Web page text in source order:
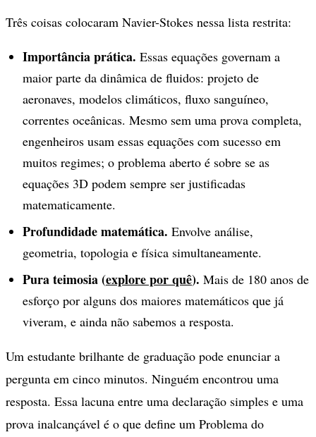
Três coisas colocaram Navier-Stokes nessa lista restrita:
Importância prática. Essas equações governam a
maior parte da dinâmica de fluidos: projeto de
aeronaves, modelos climáticos, fluxo sanguíneo,
correntes oceânicas. Mesmo sem uma prova completa,
engenheiros usam essas equações com sucesso em
muitos regimes; o problema aberto é sobre se as
equações 3D podem sempre ser justificadas
matematicamente.
Profundidade matemática. Envolve análise,
geometria, topologia e física simultaneamente.
Pura teimosia (explore por quê). Mais de 180 anos de
esforço por alguns dos maiores matemáticos que já
viveram, e ainda não sabemos a resposta.
Um estudante brilhante de graduação pode enunciar a
pergunta em cinco minutos. Ninguém encontrou uma
resposta. Essa lacuna entre uma declaração simples e uma
prova inalcançável é o que define um Problema do